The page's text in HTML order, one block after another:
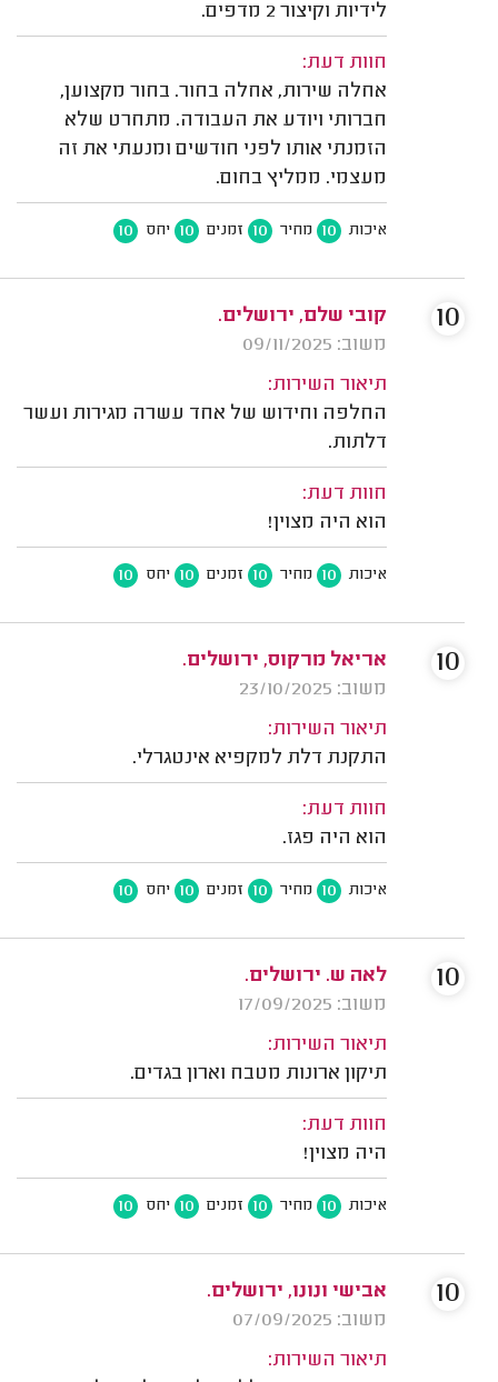
לידיות וקיצור 2 מדפים.
חוות דעת:
אחלה שירות, אחלה בחור. בחור מקצוען,
חברותי ויודע את העבודה. מתחרט שלא
הזמנתי אותו לפני חודשים ומנעתי את זה
מעצמי. ממליץ בחום.
איכות 10 מחיר 10 זמנים 10 יחס 10
קובי שלם, ירושלים.
משוב: 09/11/2025
תיאור השירות:
החלפה וחידוש של אחד עשרה מגירות ועשר
דלתות.
חוות דעת:
הוא היה מצוין!
איכות 10 מחיר 10 זמנים 10 יחס 10
10
אריאל מרקוס, ירושלים.
משוב: 23/10/2025
תיאור השירות:
התקנת דלת למקפיא אינטגרלי.
חוות דעת:
הוא היה פגז.
איכות 10 מחיר 10 זמנים 10 יחס 10
10
לאה ש. ירושלים.
משוב: 17/09/2025
תיאור השירות:
תיקון ארונות מטבח וארון בגדים.
חוות דעת:
היה מצוין!
איכות 10 מחיר 10 זמנים 10 יחס 10
10
אבישי ונונו, ירושלים.
משוב: 07/09/2025
תיאור השירות:
10